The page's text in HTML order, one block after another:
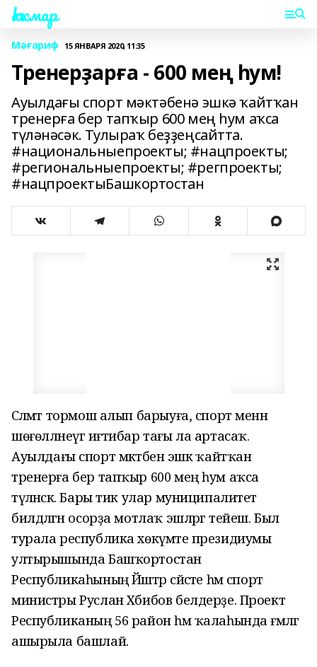
Һаҡмар
Мәғариф 15 ЯНВАРЯ 2020, 11:35
Тренерҙарға - 600 мең һум!
Ауылдағы спорт мәктәбенә эшкә ҡайтҡан
тренерға бер тапҡыр 600 мең һум аҡса
түләнәсәк. Тулыраҡ беҙҙеңсайтта.
#национальныепроекты; #нацпроекты;
#региональныепроекты; #регпроекты;
#нацпроектыБашкортостан
Сәләмәт тормош алып барыуға, спорт менән
шөғөлләнеүгә иғтибар тағы ла артасаҡ.
Ауылдағыспорт мәктәбенә эшкә ҡайтҡан
тренерға бер тапҡыр 600 мең һум аҡса
түләнәсәк.Бары тик улар муниципалитет
билдәләгән осорҙамотлаҡ эшләргә тейеш. Был
турала республика хөкүмәте президиумы
ултырышында Башҡортостан
Республикаһының Йәштәр сәйәсәте һәм спорт
министры Руслан Хәбибов белдерҙе. Проект
Республиканың 56 район һәм ҡалаһында ғәмәлгә
ашырыла башлай.